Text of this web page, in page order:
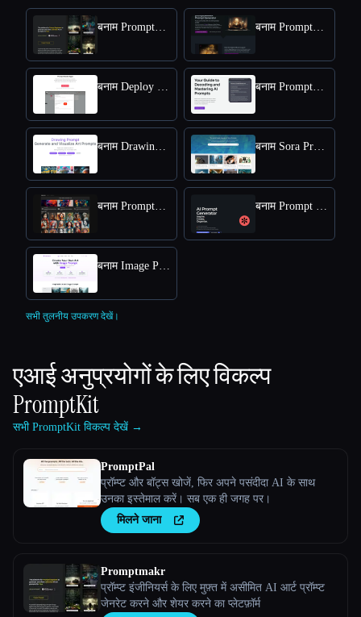
बनाम Promptmakr बनाम Promptomania
बनाम Deploy Prompt बनाम PromptExplained
बनाम Drawing Prompt बनाम Sora Prompts Today
बनाम Promptogy बनाम Prompt Cafe
बनाम Image Prompt
सभी तुलनीय उपकरण देखें।
एआई अनुप्रयोगों के लिए विकल्प
PromptKit
सभी PromptKit विकल्प देखें →
PromptPal
प्रॉम्प्ट और बॉट्स खोजें, फिर अपने पसंदीदा AI के साथ
उनका इस्तेमाल करें। सब एक ही जगह पर।
मिलने जाना
Promptmakr
प्रॉम्प्ट इंजीनियर्स के लिए मुफ़्त में असीमित AI आर्ट प्रॉम्प्ट
जेनरेट करने और शेयर करने का प्लेटफ़ॉर्म